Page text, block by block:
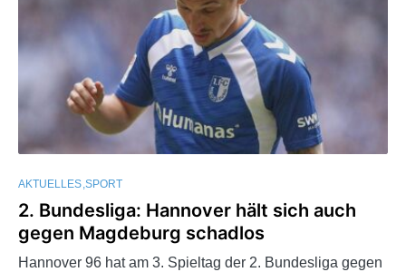
AKTUELLES SPORT
2. Bundesliga: Hannover hält sich auch
gegen Magdeburg schadlos
Hannover 96 hat am 3. Spieltag der 2. Bundesliga gegen